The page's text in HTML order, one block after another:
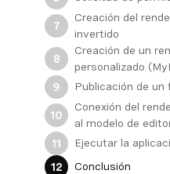
7
Creación del
invertido
8
Creación de un
personalizado
9
Publicación de un
10
Conexión del
al modelo de
11
Ejecutar la
12
Conclusión